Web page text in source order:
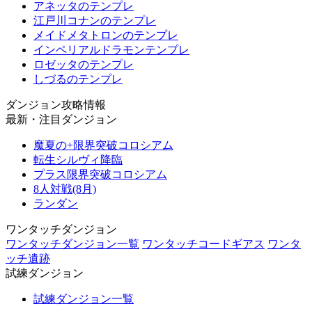
アネッタのテンプレ
江戸川コナンのテンプレ
メイドメタトロンのテンプレ
インペリアルドラモンテンプレ
ロゼッタのテンプレ
しづるのテンプレ
ダンジョン攻略情報
最新・注目ダンジョン
魔夏の+限界突破コロシアム
転生シルヴィ降臨
プラス限界突破コロシアム
8人対戦(8月)
ランダン
ワンタッチダンジョン
ワンタッチダンジョン一覧 ワンタッチコードギアス ワンタ
ッチ遺跡
試練ダンジョン
試練ダンジョン一覧